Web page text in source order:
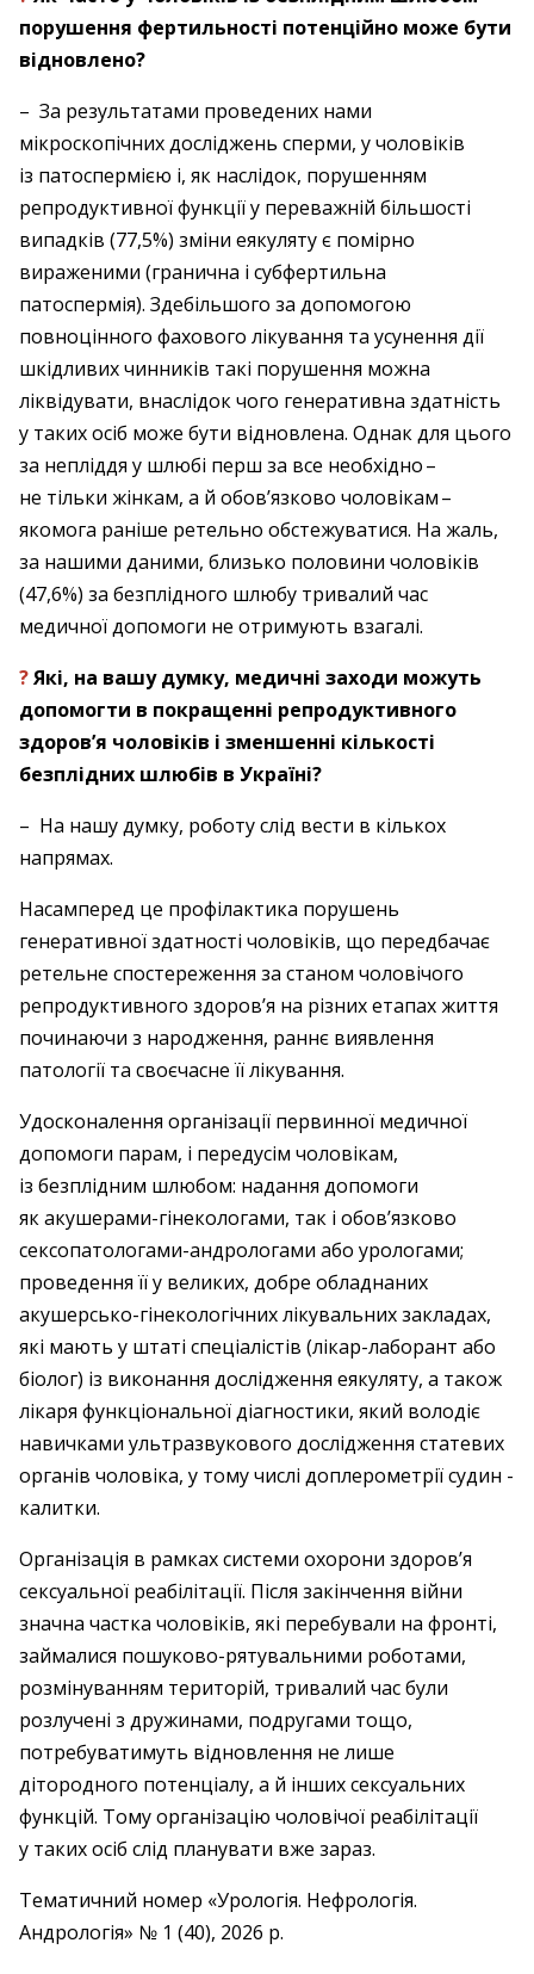
порушення фертильності потенційно може бути
відновлено?
– За результатами проведених нами
мікроскопічних досліджень сперми, у чоловіків
із патоспермією і, як наслідок, порушенням
репродуктивної функції у переважній більшості
випадків (77,5%) зміни еякуляту є помірно
вираженими (гранична і субфертильна
патоспермія). Здебільшого за допомогою
повноцінного фахового лікування та усунення дії
шкідливих чинників такі порушення можна
ліквідувати, внаслідок чого генеративна здатність
у таких осіб може бути відновлена. ­Однак для цього
за непліддя у шлюбі перш за все необхідно – ​
не тільки жінкам, а й обов’язково чоловікам – ​
якомога раніше ретельно обстежуватися. На жаль,
за нашими даними, близько половини чоловіків
(47,6%) за безплідного шлюбу тривалий час
медичної допомоги не отримують ­взагалі.
?Які, на вашу думку, медичні заходи ­можуть
допомогти в покращенні ­репродуктивного
здоров’я чоловіків і зменшенні кількості
безплідних шлюбів в Україні?
– На нашу думку, роботу слід вести в кількох
напрямах.
Насамперед це профілактика порушень
генеративної здатності чоловіків, що передбачає
ретельне спостереження за станом чоловічого
репродуктивного здоров’я на різних етапах життя
починаючи з народження, раннє виявлення
патології та своєчасне її лікування.
Удосконалення організації первинної медичної
допомоги парам, і передусім чоловікам,
із безплідним шлюбом: надання допомоги
як акушерами-­гінекологами, так і обов’язково
сексопатологами-андрологами або урологами;
проведення її у великих, добре обладнаних
акушерсько-­гінекологічних лікувальних закладах,
які мають у штаті спеціалістів (лікар-лаборант або
біолог) із виконання дослідження ­еякуляту, а також
лікаря функціональної діагностики, який володіє
навичками ультра­звукового дослідження статевих
органів чоловіка, у тому числі доплерометрії судин ­
калитки.
Організація в рамках системи охорони здоров’я
сексуальної реабілітації. Після закінчення війни
значна частка чоловіків, які перебували на фронті,
займалися пошуково-рятувальними роботами,
розмінуванням територій, тривалий час були
розлучені з дружинами, подругами тощо,
потребуватимуть відновлення не лише
дітородного потенціалу, а й інших сексуальних
функцій. Тому організацію чоловічої реабілітації
у таких осіб слід планувати вже зараз.
Тематичний номер «Урологія. Нефрологія.
Андрологія» № 1 (40), 2026 р.